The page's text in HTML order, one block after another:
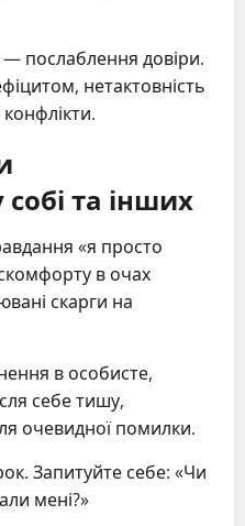
— послаблення довіри.
нетактовність
собі та інших
«я просто
в очах
скарги на
в особисте,
себе тишу,
очевидної помилки.
Запитуйте себе: «Чи
мені?»